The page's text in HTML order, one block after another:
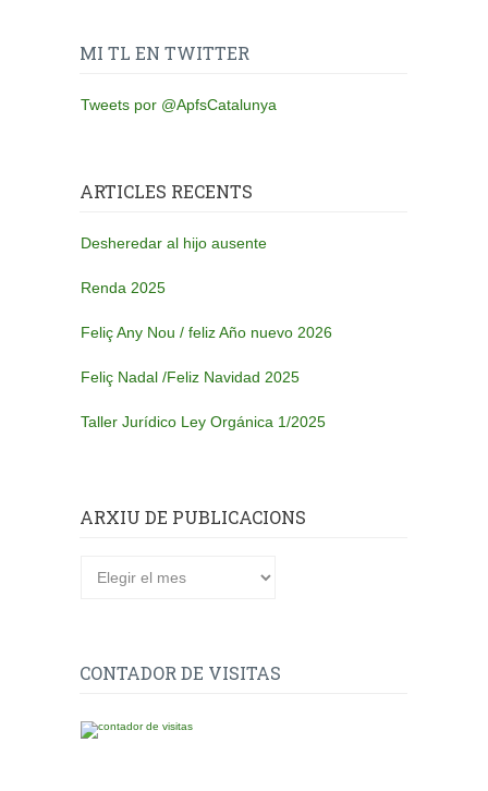
MI TL EN TWITTER
Tweets por @ApfsCatalunya
ARTICLES RECENTS
Desheredar al hijo ausente
Renda 2025
Feliç Any Nou / feliz Año nuevo 2026
Feliç Nadal /Feliz Navidad 2025
Taller Jurídico Ley Orgánica 1/2025
ARXIU DE PUBLICACIONS
CONTADOR DE VISITAS